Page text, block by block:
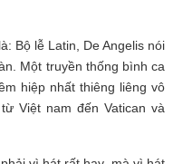
Bộ lễ Latin, De Angelis nói
Một truyền thống bình ca
hiệp nhất thiêng liêng vô
Việt nam đến Vatican và